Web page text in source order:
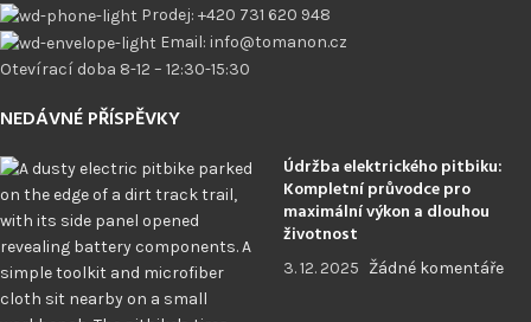
Prodej: +420 731 620 948
Email: info@tomanon.cz
Otevírací doba 8-12 – 12:30-15:30
NEDÁVNÉ PŘÍSPĚVKY
Údržba elektrického pitbiku:
Kompletní průvodce pro
maximální výkon a dlouhou
životnost
3. 12. 2025 Žádné komentáře